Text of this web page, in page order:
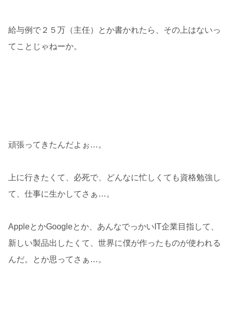
給与例で２５万（主任）とか書かれたら、その上はないっ
てことじゃねーか。
頑張ってきたんだよぉ…。
上に行きたくて、必死で、どんなに忙しくても資格勉強し
て、仕事に生かしてさぁ…。
AppleとかGoogleとか、あんなでっかいIT企業目指して、
新しい製品出したくて、世界に僕が作ったものが使われる
んだ。とか思ってさぁ…。